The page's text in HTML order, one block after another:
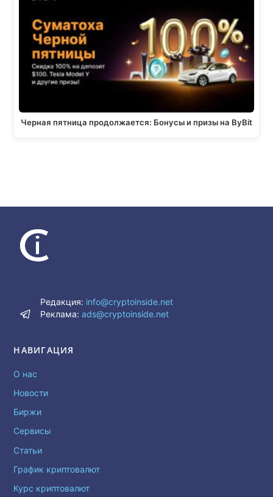
Черная пятница продолжается: Бонусы и призы на ByBit
Редакция: info@cryptoinside.net
Реклама:ads@cryptoinside.net
НАВИГАЦИЯ
О нас
Новости
Биржи
Сервисы
Статьи
График криптовалют
Курс криптовалют